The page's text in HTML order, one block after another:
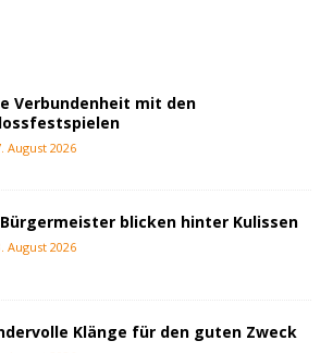
Verbundenheit mit den
August 2026
blicken hinter Kulissen
August 2026
Klänge für den guten Zweck